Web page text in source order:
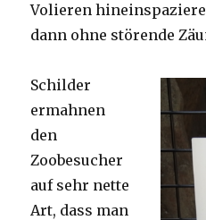
Volieren
dann ohne störende
Schilder
ermahnen
den
Zoobesucher
auf sehr nette
Art, dass man